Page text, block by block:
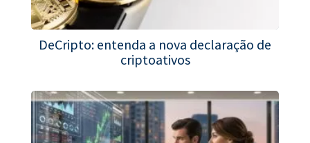
DeCripto: entenda a nova declaração de
criptoativos